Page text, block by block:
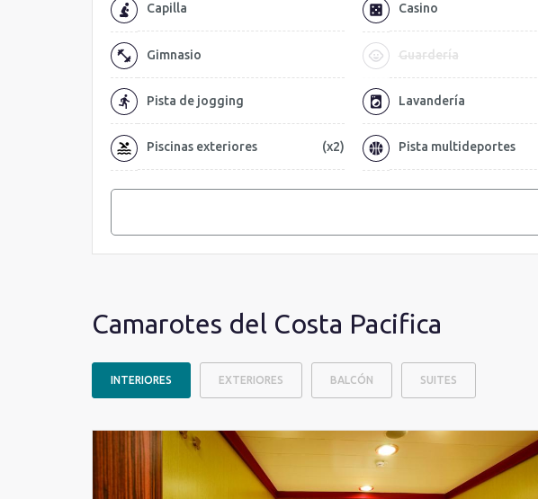
Capilla Casino
Gimnasio Guardería
Pista de jogging Lavandería
Piscinas exteriores (x2) Pista multideportes
Camarotes del Costa Pacifica
INTERIORES EXTERIORES BALCÓN SUITES